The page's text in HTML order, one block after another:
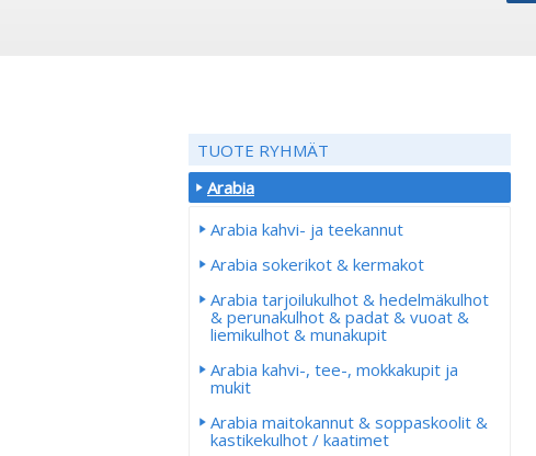
TUOTE RYHMÄT
Arabia
Arabia kahvi- ja teekannut
Arabia sokerikot & kermakot
Arabia tarjoilukulhot & hedelmäkulhot
& perunakulhot & padat & vuoat &
liemikulhot & munakupit
Arabia kahvi-, tee-, mokkakupit ja
mukit
Arabia maitokannut & soppaskoolit &
kastikekulhot / kaatimet